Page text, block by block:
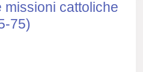
missioni cattoliche
75)